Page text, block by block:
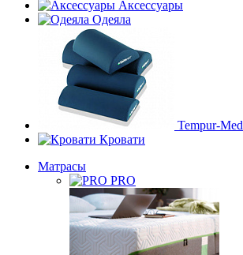
Аксессуары
Одеяла
Tempur-Med
Кровати
Матрасы
PRO